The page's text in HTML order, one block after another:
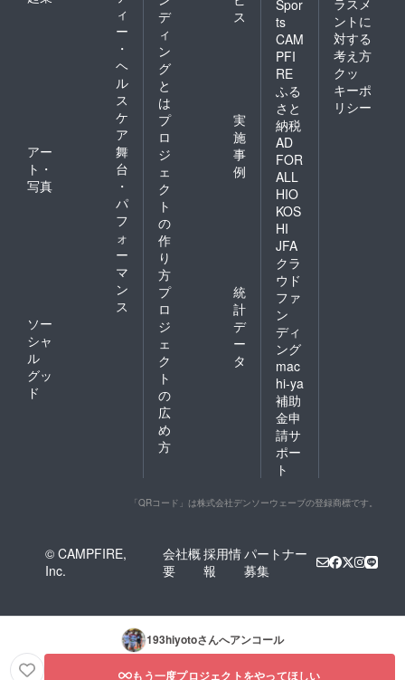
ィ
ー
・
ヘ
ル
ス
ケ
ア
アー
ト・
写真
舞
台
・
パ
フ
ォ
ー
マ
ン
ス
ソー
シャ
ル
グッ
ド
デ
ィ
ン
グ
と
は
ス
プ
ロ
ジ
ェ
ク
ト
の
作
り
方
実
施
事
例
プ
ロ
ジ
ェ
ク
ト
の
広
め
方
統
計
デ
ー
タ
Spor
ts
CAM
PFI
RE
ふる
さと
納税
AD
FOR
ALL
HIO
KOS
HI
JFA
クラ
ウド
ファ
ン
ディ
ング
mac
hi-ya
補助
金申
請サ
ポー
ト
ントに
対する
考え方
クッ
キーポ
リシー
「QRコード」は株式会社デンソーウェーブの登録商標です。
© CAMPFIRE,
Inc.
会社概
要
採用情
報
パートナー
募集
193hiyotoさんへアンコール
もう一度プロジェクトをやってほしい